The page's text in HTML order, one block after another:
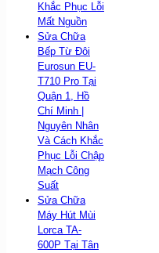
Khắc Phục Lỗi
Mất Nguồn
Sửa Chữa
Bếp Từ Đôi
Eurosun EU-
T710 Pro Tại
Quận 1, Hồ
Chí Minh |
Nguyên Nhân
Và Cách Khắc
Phục Lỗi Chập
Mạch Công
Suất
Sửa Chữa
Máy Hút Mùi
Lorca TA-
600P Tại Tân